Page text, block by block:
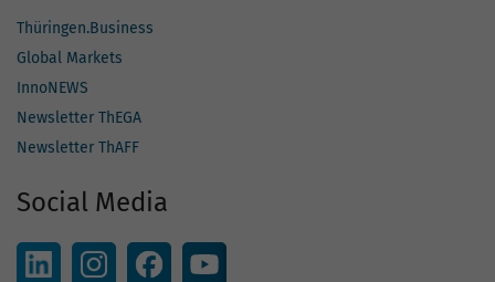
Thüringen.Business
Global Markets
InnoNEWS
Newsletter ThEGA
Newsletter ThAFF
Social Media